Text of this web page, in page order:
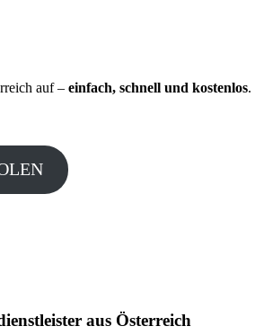
auf – einfach, schnell und kostenlos.
aus Österreich